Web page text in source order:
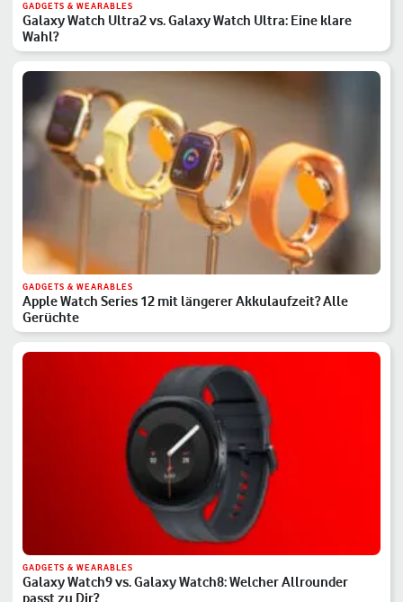
GADGETS & WEARABLES
Galaxy Watch Ultra2 vs. Galaxy Watch Ultra: Eine klare
Wahl?
GADGETS & WEARABLES
Apple Watch Series 12 mit längerer Akkulaufzeit? Alle
Gerüchte
GADGETS & WEARABLES
Galaxy Watch9 vs. Galaxy Watch8: Welcher Allrounder
passt zu Dir?